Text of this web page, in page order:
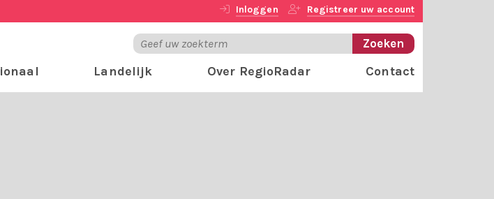
Inloggen Registreer uw account
Landelijk Over RegioRadar Contact